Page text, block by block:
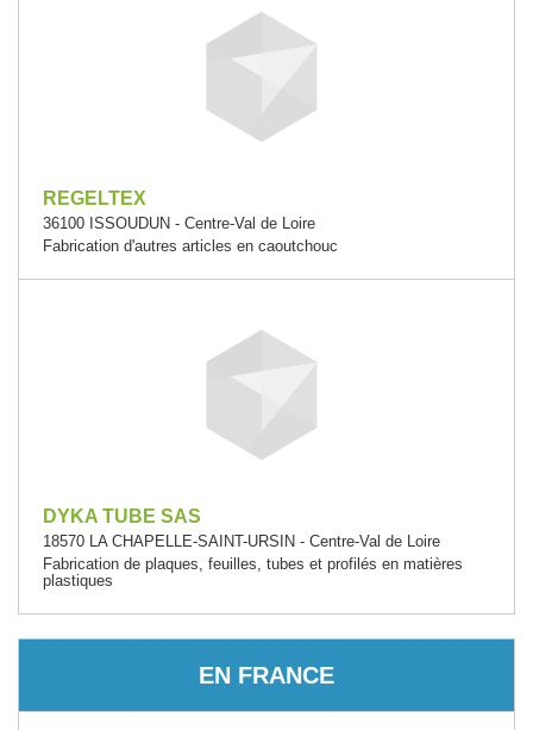
REGELTEX
36100 ISSOUDUN - Centre-Val de Loire
Fabrication d'autres articles en caoutchouc
DYKA TUBE SAS
18570 LA CHAPELLE-SAINT-URSIN - Centre-Val de Loire
Fabrication de plaques, feuilles, tubes et profilés en matières
plastiques
EN FRANCE